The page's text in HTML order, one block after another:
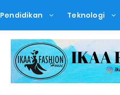
Pendidikan Teknologi